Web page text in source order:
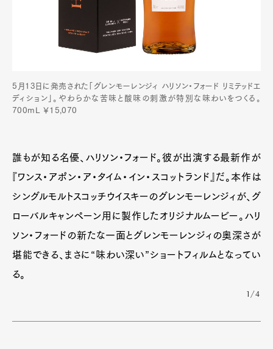
5月13日に発売された「グレンモーレンジィ ハリソン・フォード リミテッドエ
ディション」。やわらかな苦味と酸味の刺激が特別な味わいをつくる。
700mL ￥15,070
誰もが知る名優、ハリソン・フォード。彼が出演する最新作が
『ワンス・アポン・ア・タイム・イン・スコットランド』だ。本作は
シングルモルトスコッチウイスキーのグレンモーレンジィが、グ
ローバルキャンペーン用に製作したオリジナルムービー。ハリ
ソン・フォードの新たな一面とグレンモーレンジィの奥深さが
堪能できる、まさに“味わい深い”ショートフィルムとなってい
る。
1/4